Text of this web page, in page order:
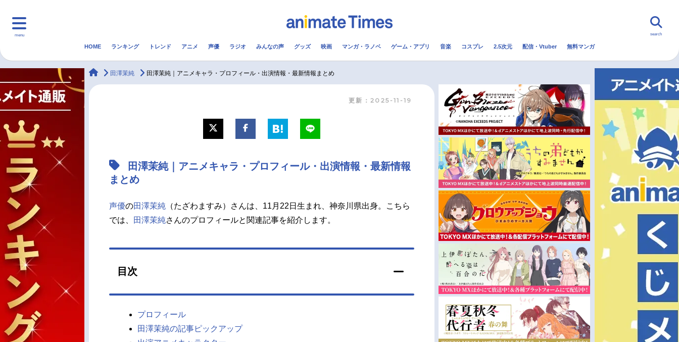
menu
マンガ・ラノベ 2.5次元 配信・Vtuber トレンド 無料マンガ
声優記事一覧
アニメ映画一覧
男性声優/女性声優一覧
今期アニメ曜日別一覧
夏アニメ
秋アニメ
冬アニメ
search
HOME ランキング トレンド アニメ 声優 ラジオ みんなの声 グッズ 映画 マンガ・ラノベ ゲーム・アプリ 音楽 コスプレ 2.5次元 配信・Vtuber 無料マンガ
animateTimes
田澤茉純 田澤茉純｜アニメキャラ・プロフィール・出演情報・最新情報まとめ
更新：2025-11-19
田澤茉純｜アニメキャラ・プロフィール・出演情報・最新情報
まとめ
声優の田澤茉純 （たざわますみ）さんは、11月22日生まれ、神奈川県出身。こちら
では、
田澤茉純さんのプロフィールと関連記事を紹介します。
目次
プロフィール
田澤茉純の記事ピックアップ